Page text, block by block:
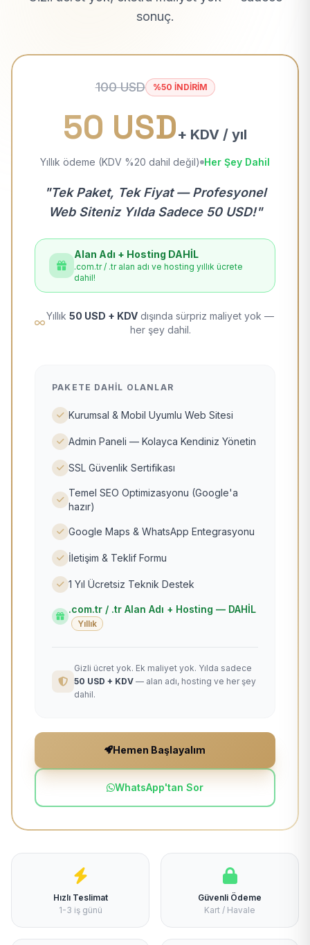
sonuç.
100 USD %50 İNDİRİM
50 USD+ KDV / yıl
Yıllık ödeme (KDV %20 dahil değil) Her Şey Dahil
"Tek Paket, Tek Fiyat — Profesyonel
Web Siteniz Yılda Sadece 50 USD!"
Alan Adı + Hosting DAHİL
.com.tr / .tr alan adı ve hosting yıllık ücrete
dahil!
Yıllık 50 USD + KDV dışında sürpriz maliyet yok —
her şey dahil.
PAKETE DAHIL OLANLAR
Kurumsal & Mobil Uyumlu Web Sitesi
Admin Paneli — Kolayca Kendiniz Yönetin
SSL Güvenlik Sertifikası
Temel SEO Optimizasyonu (Google'a
hazır)
Google Maps & WhatsApp Entegrasyonu
İletişim & Teklif Formu
1 Yıl Ücretsiz Teknik Destek
.com.tr / .tr Alan Adı + Hosting — DAHİL
Yıllık
Gizli ücret yok. Ek maliyet yok. Yılda sadece
50 USD + KDV — alan adı, hosting ve her şey
dahil.
Hemen Başlayalım
WhatsApp'tan Sor
Hızlı Teslimat
1-3 iş günü
Güvenli Ödeme
Kart / Havale